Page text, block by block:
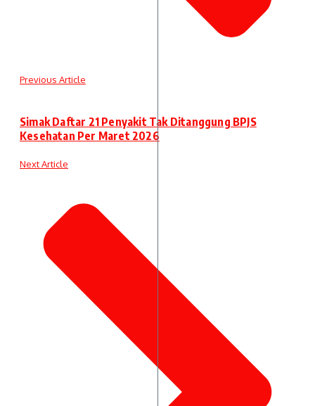
Previous Article
Simak Daftar 21 Penyakit Tak Ditanggung BPJS
Kesehatan Per Maret 2026
Next Article